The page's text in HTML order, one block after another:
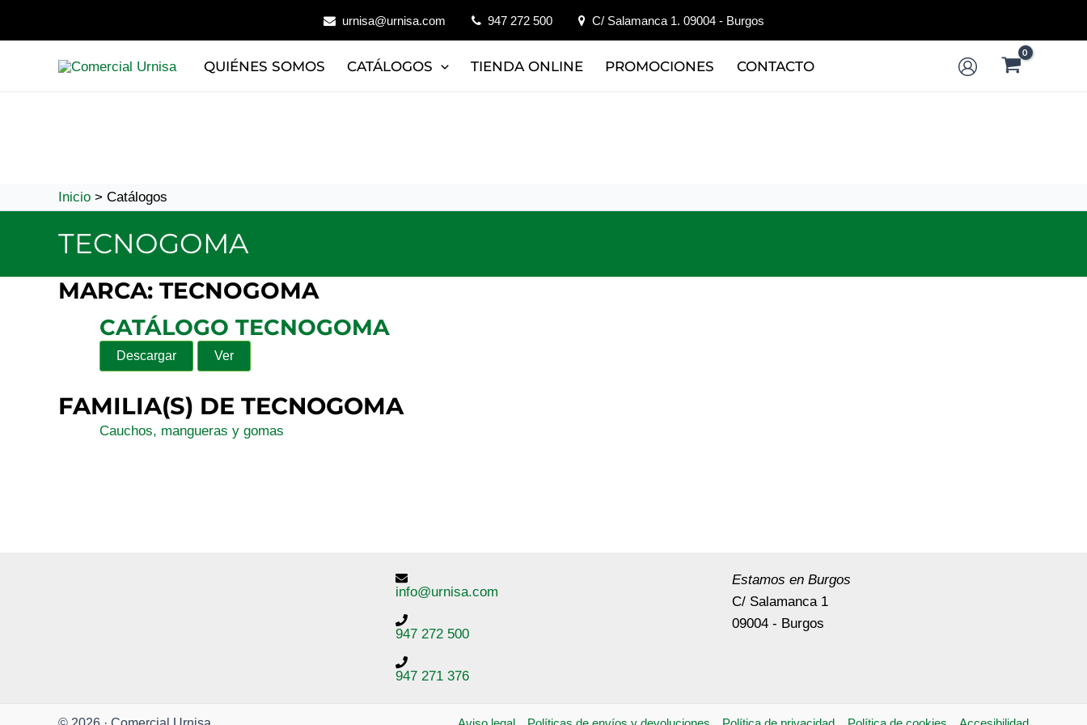
urnisa@urnisa.com 947 272 500 C/ Salamanca 1. 09004 - Burgos
QUIÉNES SOMOS CATÁLOGOS TIENDA ONLINE PROMOCIONES CONTACTO
Inicio Catálogos
TECNOGOMA
MARCA: TECNOGOMA
CATÁLOGO TECNOGOMA
Descargar Ver
FAMILIA(S) DE TECNOGOMA
Cauchos, mangueras y gomas
info@urnisa.com
947 272 500
947 271 376
Estamos en Burgos
C/ Salamanca 1
09004 - Burgos